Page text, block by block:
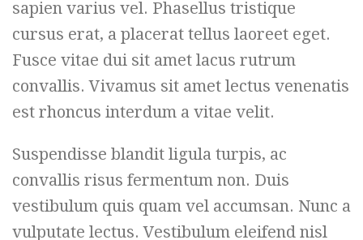
sapien varius vel. Phasellus tristique
cursus erat, a placerat tellus laoreet eget.
Fusce vitae dui sit amet lacus rutrum
convallis. Vivamus sit amet lectus venenatis
est rhoncus interdum a vitae velit.
Suspendisse blandit ligula turpis, ac
convallis risus fermentum non. Duis
vestibulum quis quam vel accumsan. Nunc a
vulputate lectus. Vestibulum eleifend nisl